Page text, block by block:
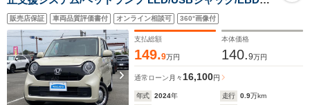
ABS/横滑り防止装置/アイドリングストップ/禁煙車/エア
バッグ 運転席/エアバッグ 助手席
販売店保証 車両品質評価書付 オンライン相談可 360°画像付
支払総額
149.9万円
本体価格
140.9万円
通常ローン 月々 16,100円
年式 2024年 走行 0.9万km